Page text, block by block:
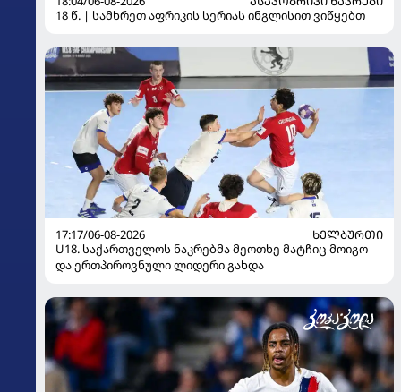
18 წ. | სამხრეთ აფრიკის სერიას ინგლისით ვიწყებთ
17:17/06-08-2026
ᲮᲔᲚᲑᲣᲠᲗᲘ
U18. საქართველოს ნაკრებმა მეოთხე მატჩიც მოიგო
და ერთპიროვნული ლიდერი გახდა